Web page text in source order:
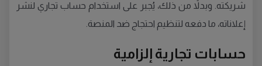
شريكته. وبدلاً من ذلك، يُجبر على استخدام حساب تجاري لنشر
إعلاناته، ما دفعه لتنظيم احتجاج ضد المنصة.
حسابات تجارية إلزامية